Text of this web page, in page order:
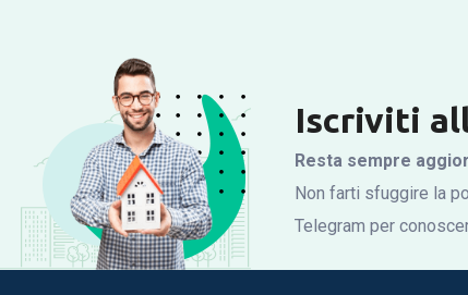
Iscriviti
Resta sempre
Non farti sfuggire la
Telegram per